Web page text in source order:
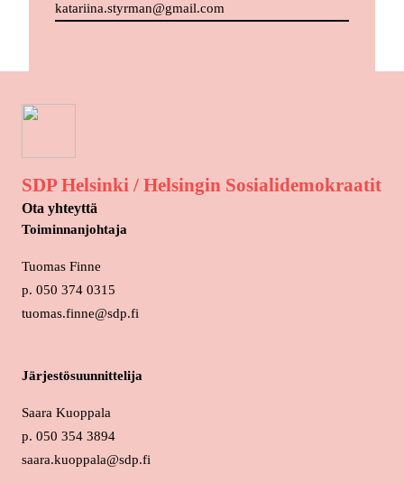
katariina.styrman@gmail.com
SDP Helsinki / Helsingin Sosialidemokraatit
Ota yhteyttä
Toiminnanjohtaja
Tuomas Finne
p. 050 374 0315
tuomas.finne@sdp.fi
Järjestösuunnittelija
Saara Kuoppala
p. 050 354 3894
saara.kuoppala@sdp.fi